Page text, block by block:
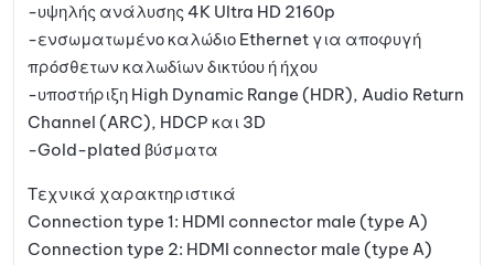
-υψηλής ανάλυσης 4K Ultra HD 2160p
-ενσωματωμένο καλώδιο Ethernet για αποφυγή
πρόσθετων καλωδίων δικτύου ή ήχου
-υποστήριξη High Dynamic Range (HDR), Audio Return
Channel (ARC), HDCP και 3D
-Gold-plated βύσματα
Τεχνικά χαρακτηριστικά
Connection type 1: HDMI connector male (type A)
Connection type 2: HDMI connector male (type A)